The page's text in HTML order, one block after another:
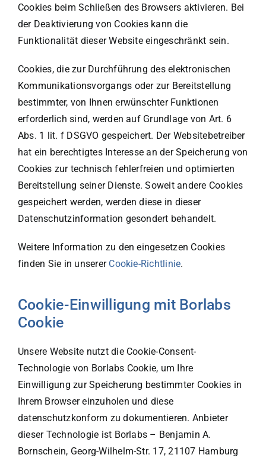
Cookies beim Schließen des Browsers aktivieren. Bei
der Deaktivierung von Cookies kann die
Funktionalität dieser Website eingeschränkt sein.
Cookies, die zur Durchführung des elektronischen
Kommunikationsvorgangs oder zur Bereitstellung
bestimmter, von Ihnen erwünschter Funktionen
erforderlich sind, werden auf Grundlage von Art. 6
Abs. 1 lit. f DSGVO gespeichert. Der Websitebetreiber
hat ein berechtigtes Interesse an der Speicherung von
Cookies zur technisch fehlerfreien und optimierten
Bereitstellung seiner Dienste. Soweit andere Cookies
gespeichert werden, werden diese in dieser
Datenschutzinformation gesondert behandelt.
Weitere Information zu den eingesetzen Cookies
finden Sie in unserer Cookie-Richtlinie.
Cookie-Einwilligung mit Borlabs
Cookie
Unsere Website nutzt die Cookie-Consent-
Technologie von Borlabs Cookie, um Ihre
Einwilligung zur Speicherung bestimmter Cookies in
Ihrem Browser einzuholen und diese
datenschutzkonform zu dokumentieren. Anbieter
dieser Technologie ist Borlabs – Benjamin A.
Bornschein, Georg-Wilhelm-Str. 17, 21107 Hamburg